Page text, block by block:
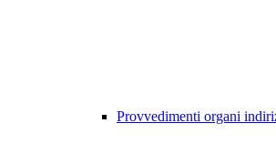
Provvedimenti organi